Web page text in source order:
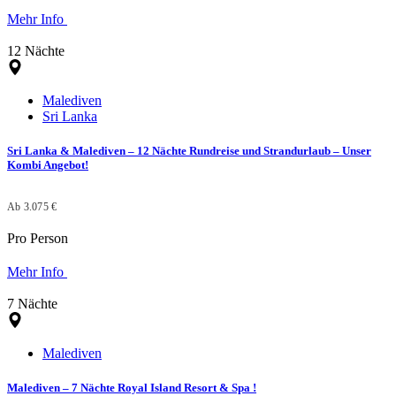
Mehr Info
12 Nächte
Malediven
Sri Lanka
Sri Lanka & Malediven – 12 Nächte Rundreise und Strandurlaub – Unser
Kombi Angebot!
Ab 3.075 €
Pro Person
Mehr Info
7 Nächte
Malediven
Malediven – 7 Nächte Royal Island Resort & Spa !